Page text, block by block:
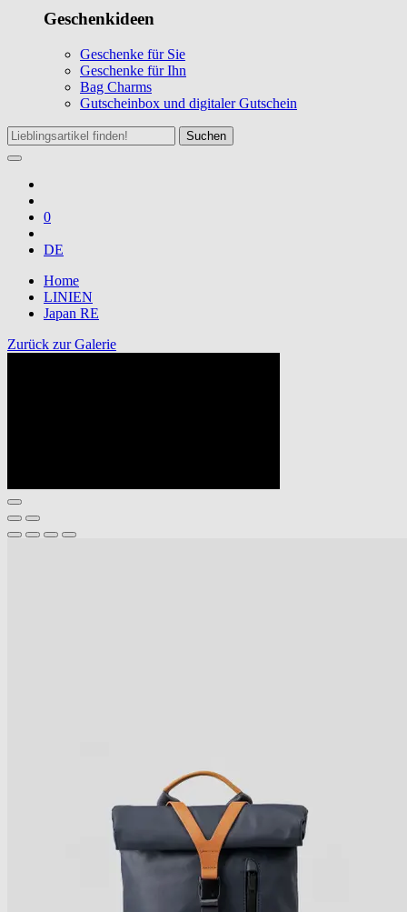
Geschenkideen
Geschenke für Sie
Geschenke für Ihn
Bag Charms
Gutscheinbox und digitaler Gutschein
Suchen
0
DE
Home
LINIEN
Japan RE
Zurück zur Galerie